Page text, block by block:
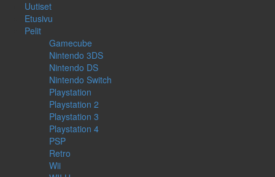
Uutiset
Etusivu
Pelit
Gamecube
Nintendo 3DS
Nintendo DS
Nintendo Switch
Playstation
Playstation 2
Playstation 3
Playstation 4
PSP
Retro
Wii